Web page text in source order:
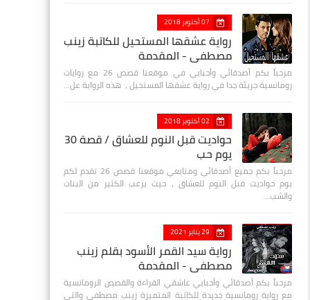
07 أكتوبر 2018
رواية عشقها المستحيل للكاتبة زينب
مصطفي - المقدمة
مرحباً بكم أصدقائي وأحبابي في موقعنا قصص 26 مع روايات
رومانسية جريئة جدا في رواية عشقها المستحيل ، هذه الرواية عل…
02 أكتوبر 2018
حواديت قبل النوم للعشاق / قصة 30
يوم حب
مرحباً بكم جميع أصدقائي ومتابعي موقعنا قصص 26 نقدم لكم
يوم حواديت قبل النوم للعشاق ، حيث يرغب الكثير من البنات
والشب…
29 يناير 2021
رواية سيد القمر الأسود بقلم زينب
مصطفي - المقدمة
مرحباً بكم أصدقائي وأحبابي عاشقي القراءة والقصص الرومانسية
مع رواية رومانسية جديدة للكاتبة المتميزة زينب مصطفى والتي